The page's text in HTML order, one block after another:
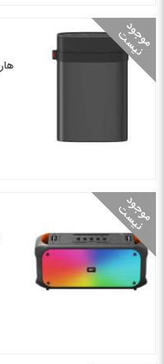
م
و
ج
و
د
ن
ی
س
ت
م
و
ج
و
د
ن
ی
س
ت